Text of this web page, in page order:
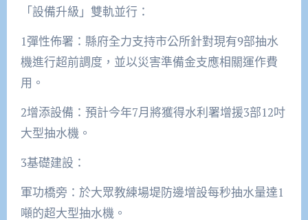
「設備升級」雙軌並行：
1彈性佈署：縣府全力支持市公所針對現有9部抽水
機進行超前調度，並以災害準備金支應相關運作費
用。
2增添設備：預計今年7月將獲得水利署增援3部12吋
大型抽水機。
3基礎建設：
軍功橋旁：於大眾教練場堤防邊增設每秒抽水量達1
噸的超大型抽水機。